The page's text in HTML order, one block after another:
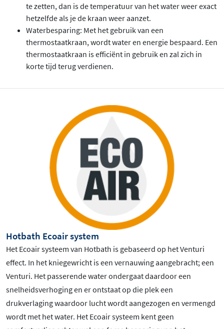
te zetten, dan is de temperatuur van het water weer exact
hetzelfde als je de kraan weer aanzet.
Waterbesparing: Met het gebruik van een
thermostaatkraan, wordt water en energie bespaard. Een
thermostaatkraan is efficiënt in gebruik en zal zich in
korte tijd terug verdienen.
Hotbath Ecoair system
Het Ecoair systeem van Hotbath is gebaseerd op het Venturi
effect. In het kniegewricht is een vernauwing aangebracht; een
Venturi. Het passerende water ondergaat daardoor een
snelheidsverhoging en er ontstaat op die plek een
drukverlaging waardoor lucht wordt aangezogen en vermengd
wordt met het water. Het Ecoair systeem kent geen